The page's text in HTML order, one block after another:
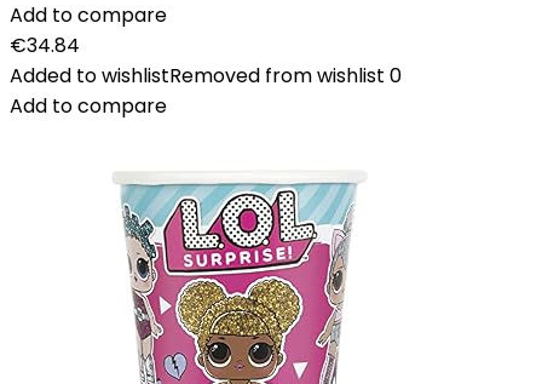
Add to compare
€34.84
Added to wishlistRemoved from wishlist 0
Add to compare